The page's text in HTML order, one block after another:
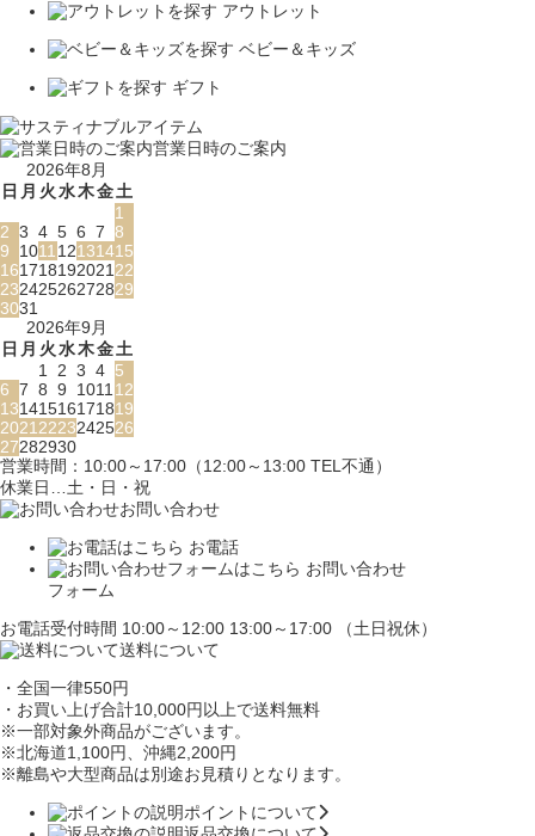
アウトレット
ベビー＆キッズ
ギフト
営業日時のご案内
2026年8月
日 月 火水木金土
1
2 3 4 5 6 7 8
9
101112131415
16171819202122
23242526272829
3031
2026年9月
日 月 火水木金土
1 2 3 4 5
6 7 8 9 101112
13141516171819
20212223242526
27282930
営業時間：10:00～17:00（12:00～13:00 TEL不通）
休業日…土・日・祝
お問い合わせ
お電話
お問い合わせ
フォーム
お電話受付時間 10:00～12:00 13:00～17:00 （土日祝休）
送料について
・全国一律550円
・お買い上げ合計10,000円 以上で送料無料
※一部対象外商品がございます。
※北海道1,100円、沖縄2,200円
※離島や大型商品は別途お見積りとなります。
ポイントについて